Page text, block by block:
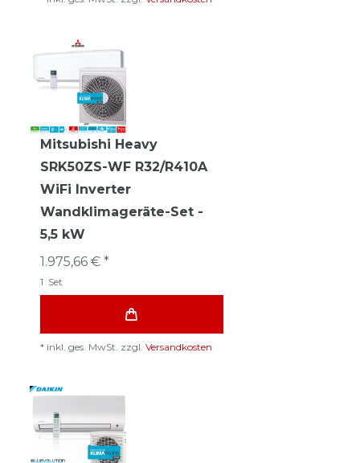
Mitsubishi Heavy
SRK50ZS-WF R32/R410A
WiFi Inverter
Wandklimageräte-Set -
5,5 kW
1.975,66 € *
1 Set
* inkl. ges. MwSt. zzgl. Versandkosten